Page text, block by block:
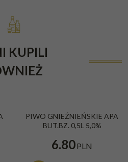
KUPILI
PIWO GNIEŹNIEŃSKIE APA
BUT.BZ. 0,5L 5,0%
6.80PLN